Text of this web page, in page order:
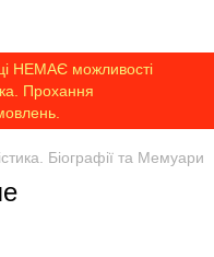
НЕМАЄ можливості
Прохання
Біографії та Мемуари